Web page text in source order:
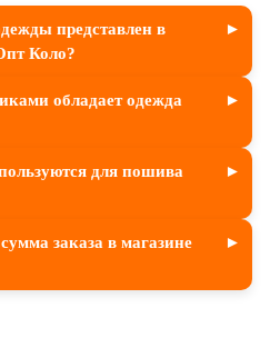
представлен в
Коло?
обладает одежда
для пошива
заказа в магазине